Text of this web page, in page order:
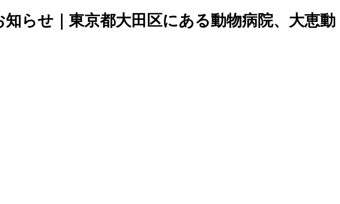
らせ｜東京都大田区にある動物病院、大恵動